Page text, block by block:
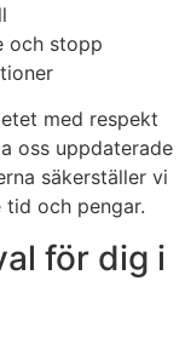
och stopp
med respekt
oss uppdaterade
säkerställer vi
tid och pengar.
för dig i